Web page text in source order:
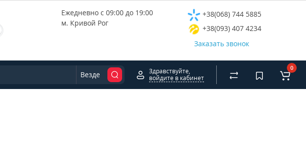
Ежедневно с 09:00 до 19:00
м. Кривой Рог
+38(068) 744 5885
+38(093) 407 4234
Заказать звонок
Везде
Здравствуйте,
войдите в кабинет
0